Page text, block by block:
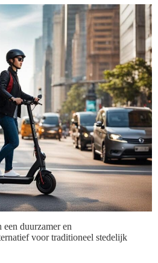
een duurzamer en
voor traditioneel stedelijk